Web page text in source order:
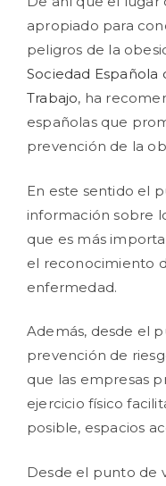
apropiado para
peligros de la
Sociedad Española
Trabajo, ha
españolas que
prevención de la
En este sentido el
información sobre
que es más
el reconocimiento
enfermedad.
Además, desde el
prevención de
que las empresas
ejercicio físico
posible, espacios
Desde el punto de